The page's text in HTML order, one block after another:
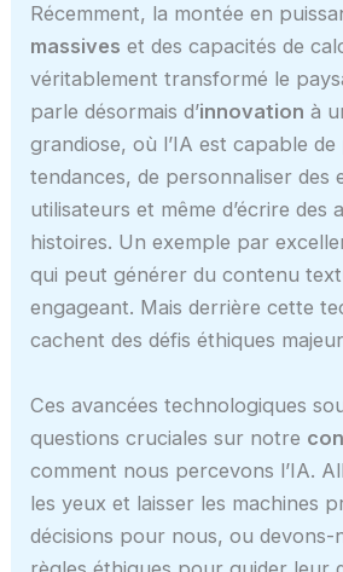
Récemment, la montée en
massives et des capacités de
véritablement transformé le
parle désormais d’innovation à
grandiose, où l’IA est capable
tendances, de personnaliser des
utilisateurs et même d’écrire des
histoires. Un exemple par
qui peut générer du contenu
engageant. Mais derrière cette
cachent des défis éthiques
Ces avancées technologiques
questions cruciales sur notre
comment nous percevons l’IA.
les yeux et laisser les machines
décisions pour nous, ou devons-